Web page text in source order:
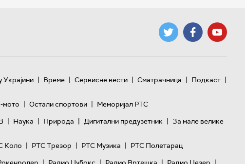
Украјини | Време | Сервисне вести | Сматрачница | Подкаст |
мото | Остали спортови | Меморијал РТС
| Наука | Природа | Дигитални предузетник | За мале велике
Коло | РТС Трезор | РТС Музика | РТС Полетарац